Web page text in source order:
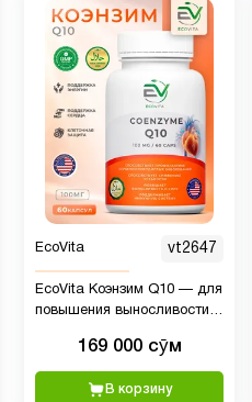
EcoVita vt2647
EcoVita Коэнзим Q10 — для
повышения выносливости и
169 000 сӯм
В корзину